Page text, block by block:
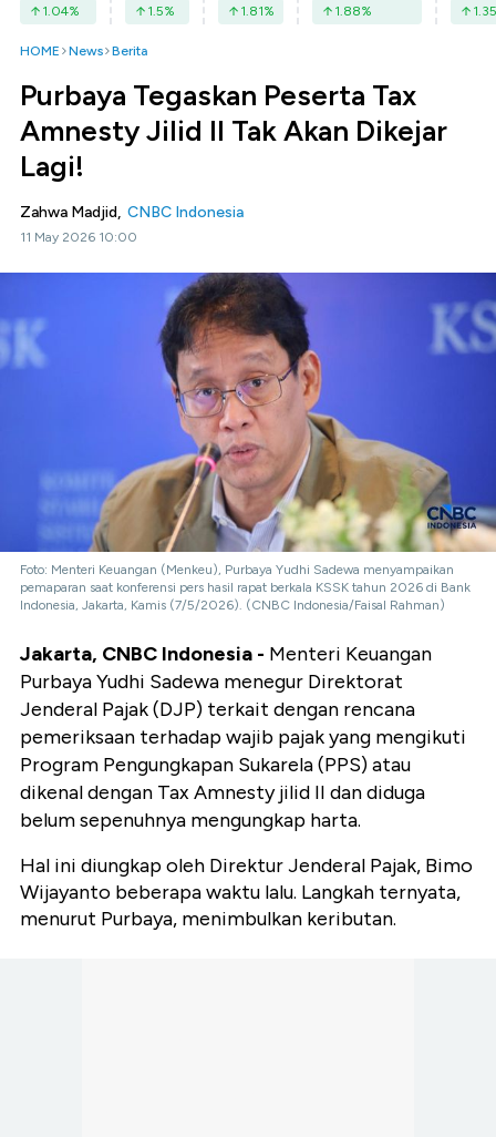
1.04% 1.5% 1.81% 1.88% 1.35
HOME News Berita
Purbaya Tegaskan Peserta Tax
Amnesty Jilid II Tak Akan Dikejar
Lagi!
Zahwa Madjid, CNBC Indonesia
11 May 2026 10:00
Foto: Menteri Keuangan (Menkeu), Purbaya Yudhi Sadewa menyampaikan
pemaparan saat konferensi pers hasil rapat berkala KSSK tahun 2026 di Bank
Indonesia, Jakarta, Kamis (7/5/2026). (CNBC Indonesia/Faisal Rahman)
Jakarta, CNBC Indonesia - Menteri Keuangan
Purbaya Yudhi Sadewa menegur Direktorat
Jenderal Pajak (DJP) terkait dengan rencana
pemeriksaan terhadap wajib pajak yang mengikuti
Program Pengungkapan Sukarela (PPS) atau
dikenal dengan Tax Amnesty jilid II dan diduga
belum sepenuhnya mengungkap harta.
Hal ini diungkap oleh Direktur Jenderal Pajak, Bimo
Wijayanto beberapa waktu lalu. Langkah ternyata,
menurut Purbaya, menimbulkan keributan.